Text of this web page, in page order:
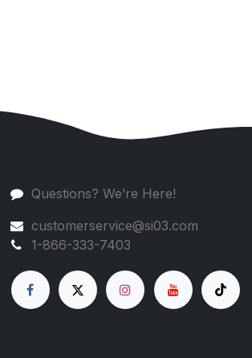
Questions? We’re Here!
customerservice@si03.com
1-866-333-7403